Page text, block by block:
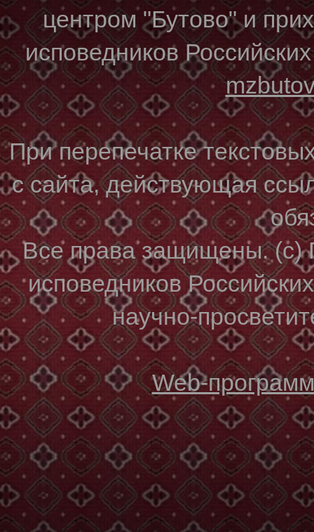
центром "Бутово" и
исповедников
При перепечатке
с сайта, действующая
Все права защищены. (с)
исповедников
научно-
Web-